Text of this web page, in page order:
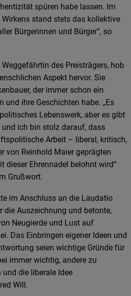
spüren habe lassen. Im
stand stets das kollektive
Bürgerinnen und Bürger“, so
des Preisträgers, hob
Aspekt hervor. Sie
der immer schon ein
und ihre Geschichten habe. „Es
Lebenswerk, aber es gibt
ich bin stolz darauf, dass
Arbeit – liberal, kritisch,
von Reinhold Maier geprägten
dieser Ehrennadel belohnt wird“
Grußwort.
im Anschluss an die Laudatio
die Auszeichnung und betonte,
Neugierde und Lust auf
Das Einbringen eigener Ideen und
seien wichtige Gründe für
immer wichtig, andere zu
die liberale Idee
Will.